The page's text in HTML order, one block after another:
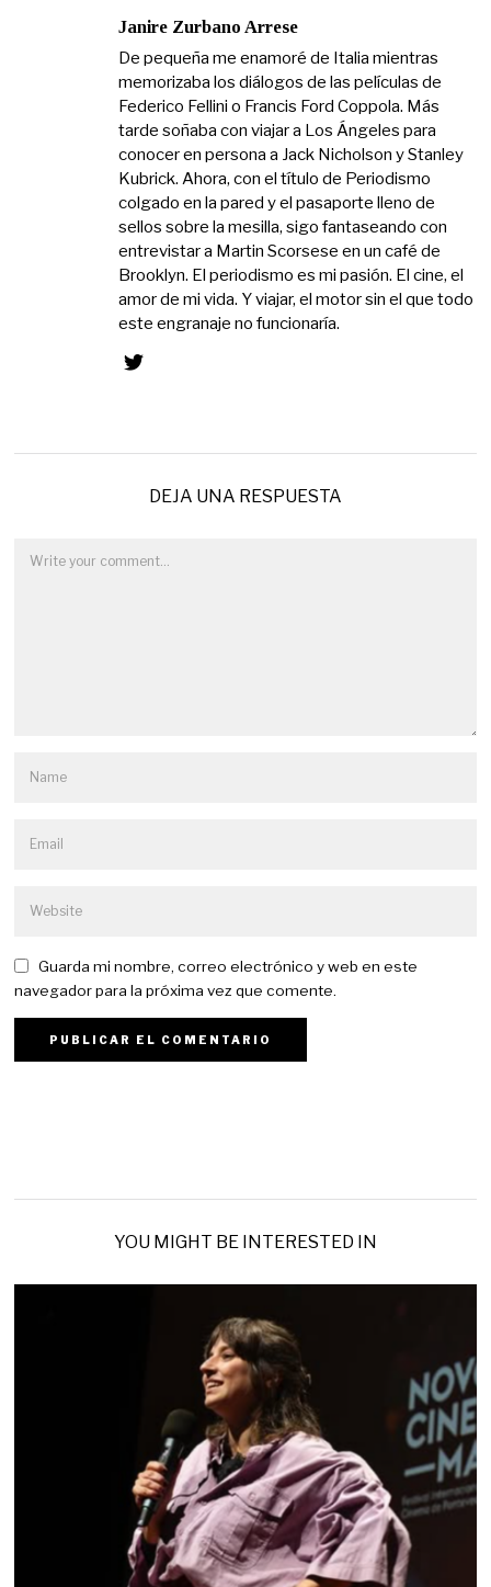
Janire Zurbano Arrese
De pequeña me enamoré de Italia mientras
memorizaba los diálogos de las películas de
Federico Fellini o Francis Ford Coppola. Más
tarde soñaba con viajar a Los Ángeles para
conocer en persona a Jack Nicholson y Stanley
Kubrick. Ahora, con el título de Periodismo
colgado en la pared y el pasaporte lleno de
sellos sobre la mesilla, sigo fantaseando con
entrevistar a Martin Scorsese en un café de
Brooklyn. El periodismo es mi pasión. El cine, el
amor de mi vida. Y viajar, el motor sin el que todo
este engranaje no funcionaría.
DEJA UNA RESPUESTA
Guarda mi nombre, correo electrónico y web en este
navegador para la próxima vez que comente.
YOU MIGHT BE INTERESTED IN